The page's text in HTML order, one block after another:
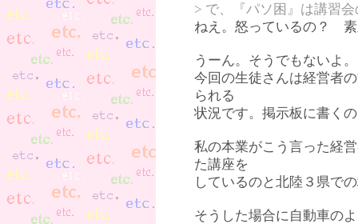
> で、『パソ困』は講習
ねえ。怒っているの？
うーん。そうでもないよ。
今回の生徒さんは経営者
られる
状況です。掲示板に書く
私の本業がこう言った経
た講座を
しているのと北陸３県で
そうした場合に自動車の